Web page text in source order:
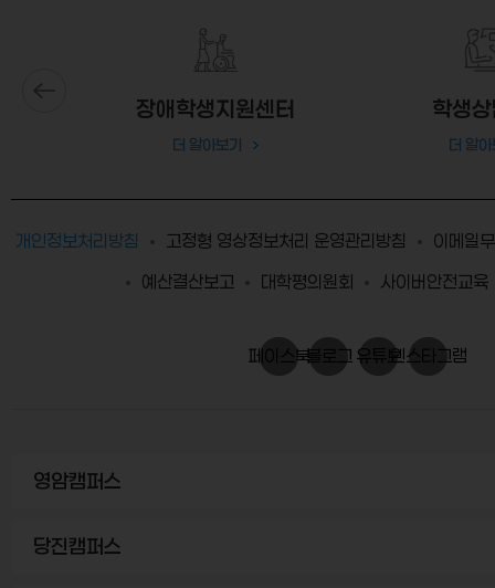
장애학생지원센터
더 알아보기
학생
더 알
개인정보처리방침 고정형 영상정보처리 운영관리방침
이메일
예산결산보고
대학평의원회 사이버안전교육
페이스북블로그 유튜브인스타그램
영암캠퍼스
당진캠퍼스